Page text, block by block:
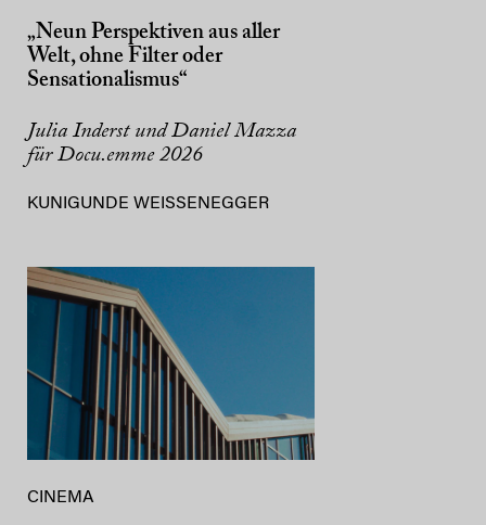
„Neun Perspektiven aus aller
Welt, ohne Filter oder
Sensationalismus“
Julia Inderst und Daniel Mazza
für Docu.emme 2026
KUNIGUNDE WEISSENEGGER
CINEMA